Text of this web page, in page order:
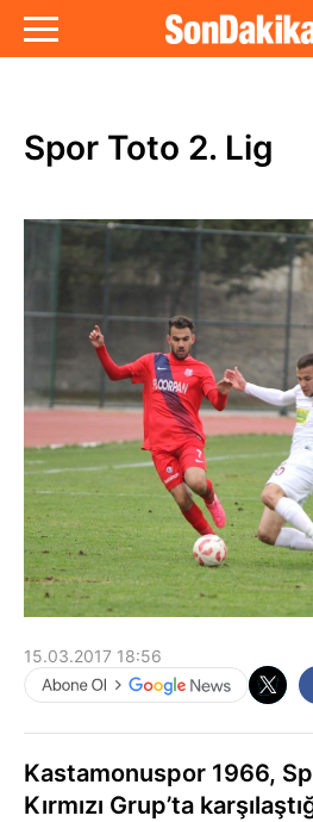
Spor Toto 2. Lig
15.03.2017 18:56
Kastamonuspor 1966,
Kırmızı Grup’ta